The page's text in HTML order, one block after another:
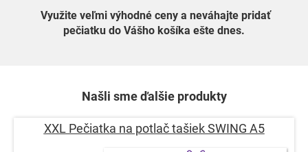
Využite veľmi výhodné ceny a neváhajte pridať
pečiatku do Vášho košíka ešte dnes.
Našli sme ďalšie produkty
XXL Pečiatka na potlač tašiek SWING A5